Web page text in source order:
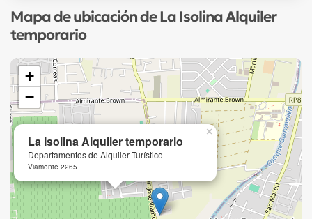
Mapa de ubicación de La Isolina Alquiler
temporario
La Isolina Alquiler temporario
Departamentos de Alquiler Turístico
Viamonte 2265
×
+
−